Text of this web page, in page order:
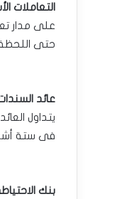
التعاملات
على مدار
حتى اللحظة بنحو 11.5% ،على وشك تكبّد أول خسارة أسبوعية
عائد
فى ستة
بنك